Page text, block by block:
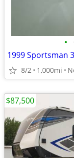
•
1999 Sportsman
8/2 1,000mi
$87,500